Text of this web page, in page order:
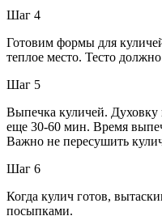
Шаг 4
Готовим формы для
теплое место. Тесто
Шаг 5
Выпечка куличей. Духовку
еще 30-60 мин. Время
Важно не пересушить
Шаг 6
Когда кулич готов,
посыпками.